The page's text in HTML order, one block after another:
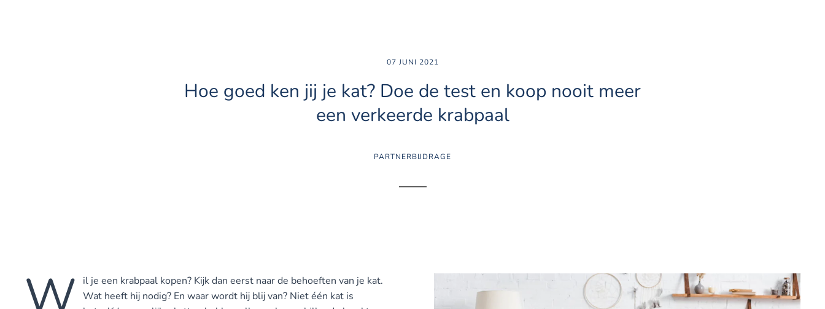
07 JUNI 2021
Hoe goed ken jij je kat? Doe de test en koop nooit meer
een verkeerde krabpaal
PARTNERBIJDRAGE
il je een krabpaal kopen? Kijk dan eerst naar de behoeften van je kat.
Wat heeft hij nodig? En waar wordt hij blij van? Niet één kat is